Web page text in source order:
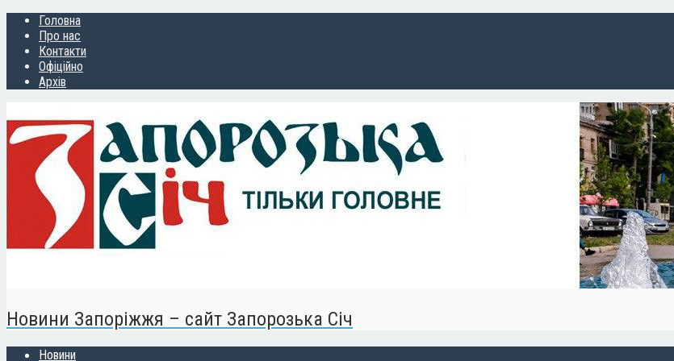
Головна
Про нас
Контакти
Офіційно
Архів
Новини Запоріжжя – сайт Запорозька Січ
Новини